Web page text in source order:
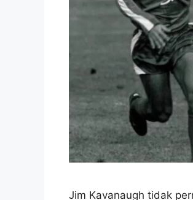
Jim Kavanaugh tidak